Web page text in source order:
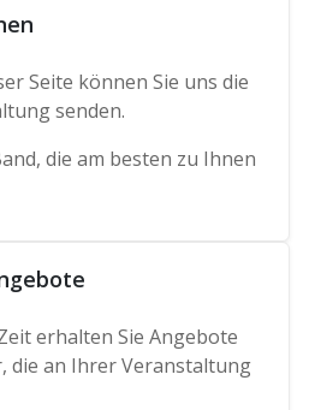
Seite können Sie uns die
senden.
die am besten zu Ihnen
erhalten Sie Angebote
die an Ihrer Veranstaltung